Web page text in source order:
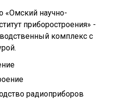
«Омский научно-
приборостроения» -
комплекс с
радиоприборов